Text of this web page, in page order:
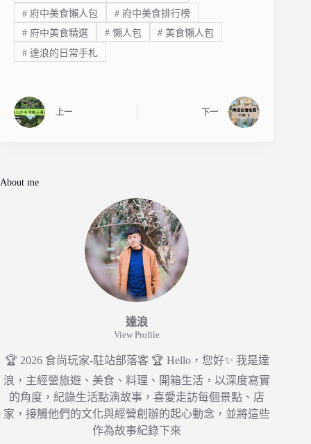
#府中美食懶人包 #府中美食排行榜
#府中美食精選 #懶人包 # 美食懶人包
#達浪的日常手札
上一 下一
About me
達浪
View Profile
🏆 2026 食尚玩家-駐站部落客 🏆 Hello，您好✨ 我是達
浪，主經營旅遊、美食、料理、開箱生活，以深度寫實
的角度，紀錄生活點滴故事，喜愛走訪每個景點、店
家，接觸他們的文化與經營創辦的起心動念，並將這些
作為故事紀錄下來